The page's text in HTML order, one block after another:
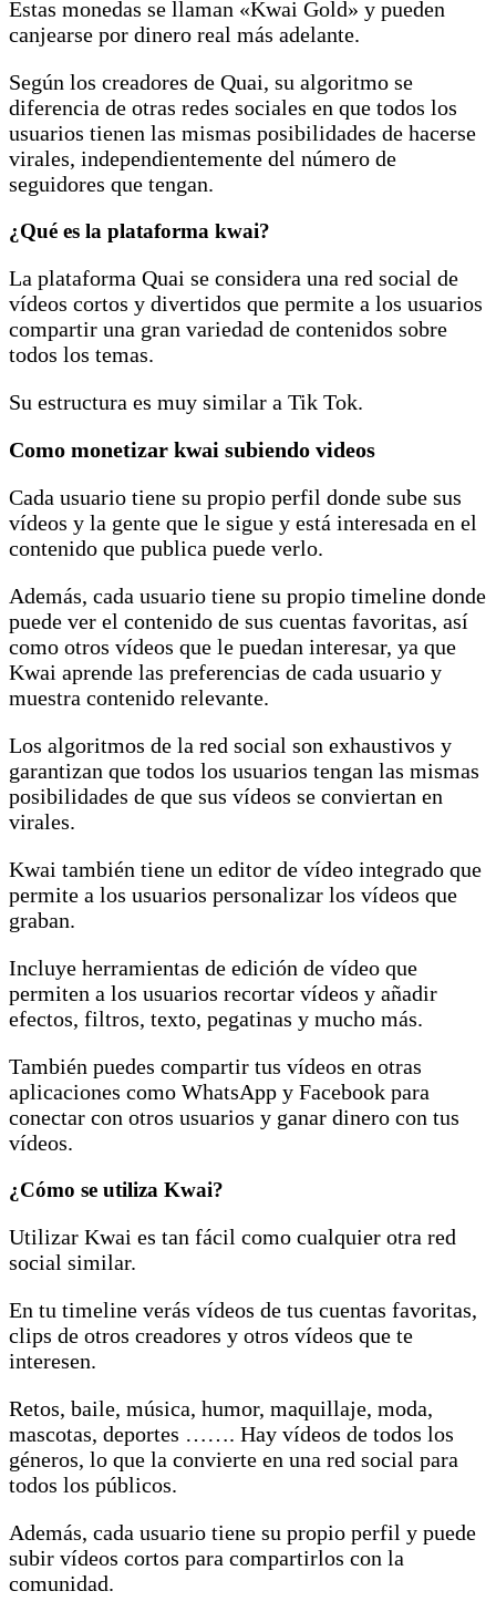
Estas monedas se llaman «Kwai Gold» y pueden
canjearse por dinero real más adelante.
Según los creadores de Quai, su algoritmo se
diferencia de otras redes sociales en que todos los
usuarios tienen las mismas posibilidades de hacerse
virales, independientemente del número de
seguidores que tengan.
¿Qué es la plataforma kwai?
La plataforma Quai se considera una red social de
vídeos cortos y divertidos que permite a los usuarios
compartir una gran variedad de contenidos sobre
todos los temas.
Su estructura es muy similar a Tik Tok.
Como monetizar kwai subiendo videos
Cada usuario tiene su propio perfil donde sube sus
vídeos y la gente que le sigue y está interesada en el
contenido que publica puede verlo.
Además, cada usuario tiene su propio timeline donde
puede ver el contenido de sus cuentas favoritas, así
como otros vídeos que le puedan interesar, ya que
Kwai aprende las preferencias de cada usuario y
muestra contenido relevante.
Los algoritmos de la red social son exhaustivos y
garantizan que todos los usuarios tengan las mismas
posibilidades de que sus vídeos se conviertan en
virales.
Kwai también tiene un editor de vídeo integrado que
permite a los usuarios personalizar los vídeos que
graban.
Incluye herramientas de edición de vídeo que
permiten a los usuarios recortar vídeos y añadir
efectos, filtros, texto, pegatinas y mucho más.
También puedes compartir tus vídeos en otras
aplicaciones como WhatsApp y Facebook para
conectar con otros usuarios y ganar dinero con tus
vídeos.
¿Cómo se utiliza Kwai?
Utilizar Kwai es tan fácil como cualquier otra red
social similar.
En tu timeline verás vídeos de tus cuentas favoritas,
clips de otros creadores y otros vídeos que te
interesen.
Retos, baile, música, humor, maquillaje, moda,
mascotas, deportes ……. Hay vídeos de todos los
géneros, lo que la convierte en una red social para
todos los públicos.
Además, cada usuario tiene su propio perfil y puede
subir vídeos cortos para compartirlos con la
comunidad.